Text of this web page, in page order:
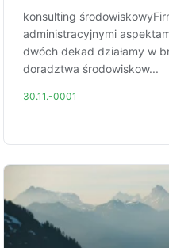
konsulting
administracyjnymi
dwóch dekad działamy w
doradztwa środowiskow...
30.11.-0001